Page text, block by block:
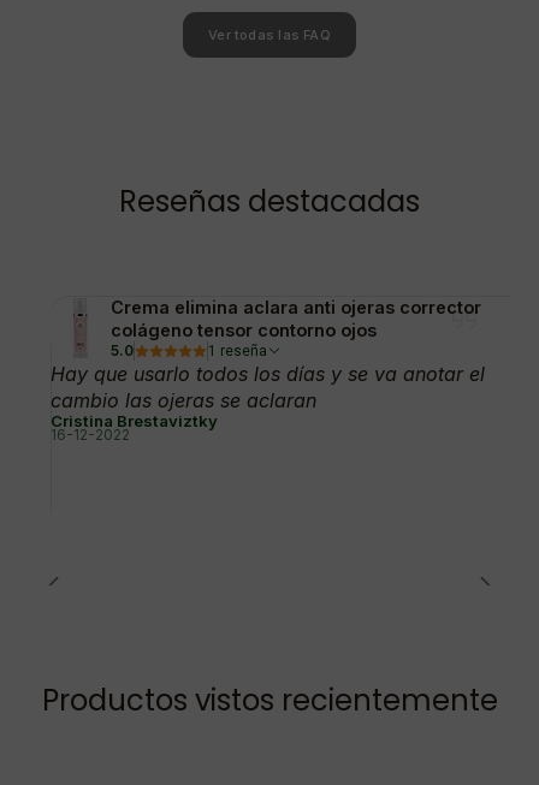
Ver todas las FAQ
Reseñas destacadas
Crema elimina aclara anti ojeras corrector
colágeno tensor contorno ojos
5.0 1 reseña
Hay que usarlo todos los días y se va anotar el
cambio las ojeras se aclaran
Cristina Brestaviztky
16-12-2022
Productos vistos recientemente